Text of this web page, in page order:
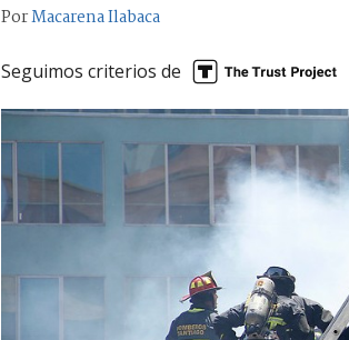
PorMacarena Ilabaca
Seguimos criterios de